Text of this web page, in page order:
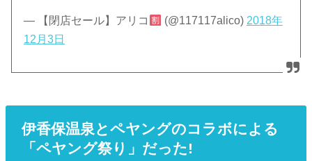
— 【閉店セール】アリコ (@117117alico) 2018年
12月3日
伊香保温泉とペヤングのコラボによる
「ペヤング祭り」だった!